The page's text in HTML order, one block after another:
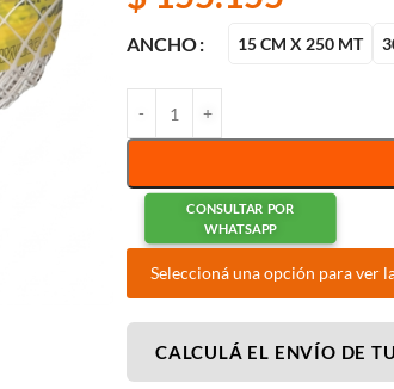
ANCHO 15 CM X 250 MT
CONSULTAR POR
WHATSAPP
Seleccioná una opción para ver
CALCULÁ EL ENVÍO DE